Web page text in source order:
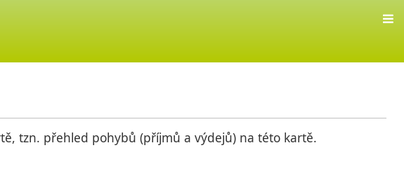
tzn. přehled pohybů (příjmů a výdejů) na této kartě.